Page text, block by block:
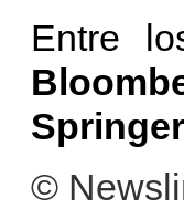
Entre
Springer
©